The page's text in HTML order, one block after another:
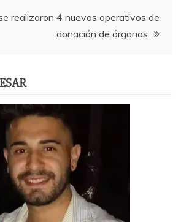
realizaron 4 nuevos operativos de
donación de órganos